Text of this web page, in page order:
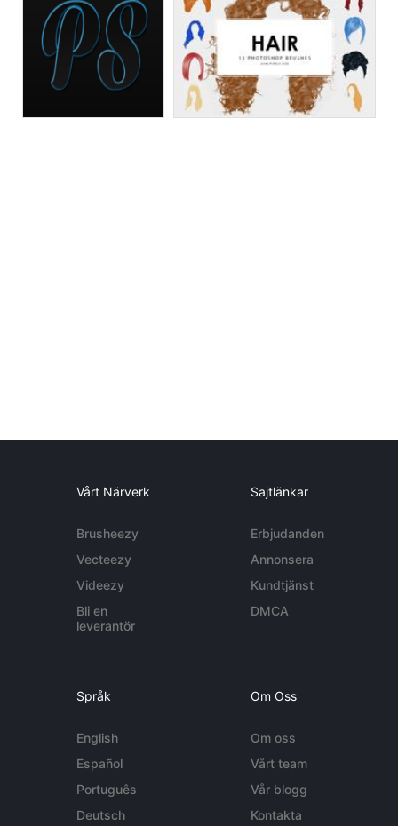
Vårt Närverk
Brusheezy
Vecteezy
Videezy
Bli en
leverantör
Sajtlänkar
Erbjudanden
Annonsera
Kundtjänst
DMCA
Språk
English
Español
Português
Deutsch
Om Oss
Om oss
Vårt team
Vår blogg
Kontakta